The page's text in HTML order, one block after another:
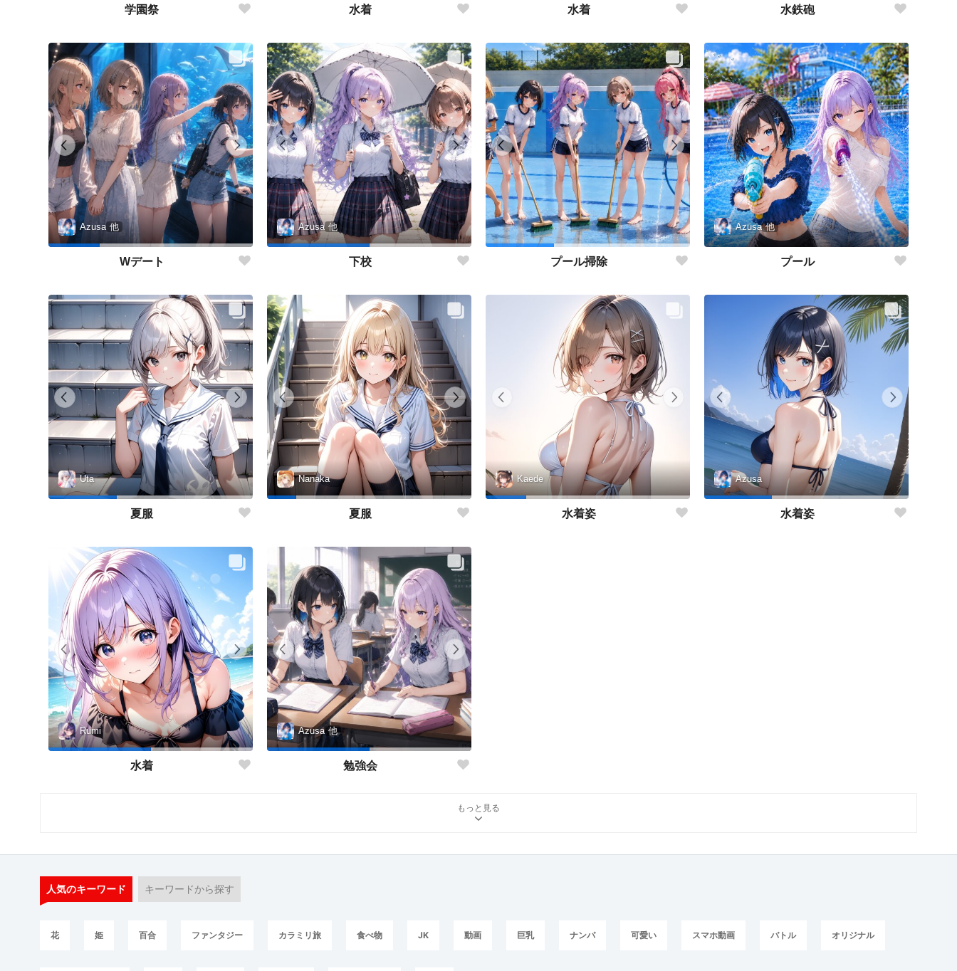
学園祭 水着 水着 水鉄砲
Azusa 他
Wデート
Azusa 他
下校 プール掃除
Azusa 他
プール
Uta
夏服
Nanaka
夏服
Kaede
水着姿
Azusa
水着姿
Rumi
水着
Azusa 他
勉強会
もっと見る
人気のキーワード キーワードから探す
花 姫 百合 ファンタジー カラミリ旅 食べ物 JK 動画 巨乳 ナンパ 可愛い スマホ動画 バトル オリジナル